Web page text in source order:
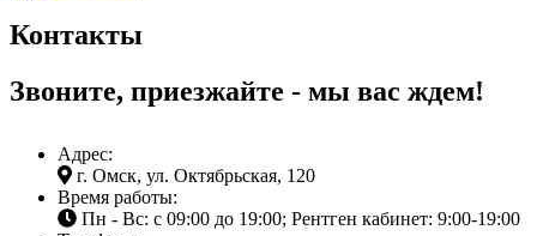
Контакты
Звоните, приезжайте - мы вас ждем!
Адрес:
г. Омск, ул. Октябрьская, 120
Время работы:
Пн - Вс: с 09:00 до 19:00; Рентген кабинет: 9:00-19:00